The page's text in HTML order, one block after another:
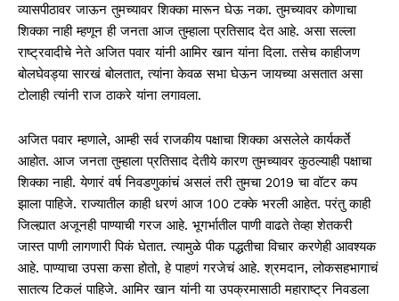
व्यासपीठावर जाऊन तुमच्यावर शिक्का मारून घेऊ नका. तुमच्यावर कोणाचा
शिक्का नाही म्हणून ही जनता आज तुम्हाला प्रतिसाद देत आहे. असा सल्ला
राष्ट्रवादीचे नेते अजित पवार यांनी आमिर खान यांना दिला. तसेच काहीजण
बोलघेवड्या सारखं बोलतात, त्यांना केवळ सभा घेऊन जायच्या असतात असा
टोलाही त्यांनी राज ठाकरे यांना लगावला.
अजित पवार म्हणाले, आम्ही सर्व राजकीय पक्षाचा शिक्का असलेले कार्यकर्ते
आहोत. आज जनता तुम्हाला प्रतिसाद देतीये कारण तुमच्यावर कुठल्याही पक्षाचा
शिक्का नाही. येणारं वर्ष निवडणुकांचं असलं तरी तुमचा 2019 चा वॉटर कप
झाला पाहिजे. राज्यातील काही धरणं आज 100 टक्के भरली आहेत. परंतु काही
जिल्ह्यात अजूनही पाण्याची गरज आहे. भूगर्भातील पाणी वाढते तेव्हा शेतकरी
जास्त पाणी लागणारी पिकं घेतात. त्यामुळे पीक पद्धतीचा विचार करणेही आवश्यक
आहे. पाण्याचा उपसा कसा होतो, हे पाहणं गरजेचं आहे. श्रमदान, लोकसहभागाचं
सातत्य टिकलं पाहिजे. आमिर खान यांनी या उपक्रमासाठी महाराष्ट्र निवडला